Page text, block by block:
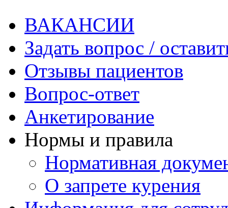
ВАКАНСИИ
Задать вопрос /
Отзывы пациентов
Вопрос-ответ
Анкетирование
Нормы и правила
Нормативная
О запрете курения